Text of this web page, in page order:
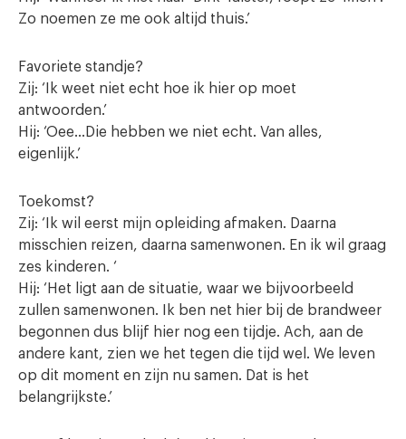
Zo noemen ze me ook altijd thuis.’
Favoriete standje?
Zij: ‘Ik weet niet echt hoe ik hier op moet
antwoorden.’
Hij: ‘Oee…Die hebben we niet echt. Van alles,
eigenlijk.’
Toekomst?
Zij: ‘Ik wil eerst mijn opleiding afmaken. Daarna
misschien reizen, daarna samenwonen. En ik wil graag
zes kinderen. ‘
Hij: ‘Het ligt aan de situatie, waar we bijvoorbeeld
zullen samenwonen. Ik ben net hier bij de brandweer
begonnen dus blijf hier nog een tijdje. Ach, aan de
andere kant, zien we het tegen die tijd wel. We leven
op dit moment en zijn nu samen. Dat is het
belangrijkste.’